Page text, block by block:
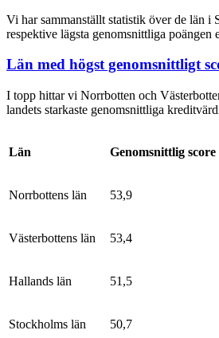
Vi har sammanställt statistik över de län i
respektive lägsta genomsnittliga poängen
Län med högst genomsnittligt
I topp hittar vi Norrbotten och
landets starkaste genomsnittliga
Län Genomsnittlig score
Norrbottens län 53,9
Västerbottens län 53,4
Hallands län 51,5
Stockholms län 50,7